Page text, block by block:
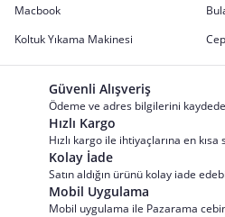
Macbook
Koltuk Yıkama Makinesi
Güvenli Alışveriş
Ödeme ve adres bilgilerini
Hızlı Kargo
Hızlı kargo ile ihtiyaçlarına en
Kolay İade
Satın aldığın ürünü kolay iade
Mobil Uygulama
Mobil uygulama ile Pazarama